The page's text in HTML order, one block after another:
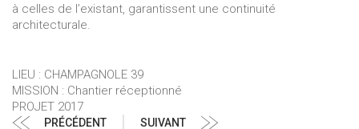
à celles de l’existant, garantissent une continuité
architecturale.
LIEU : CHAMPAGNOLE 39
MISSION : Chantier réceptionné
PROJET 2017
Navigation
Article
PRÉCÉDENT Article
SUIVANT